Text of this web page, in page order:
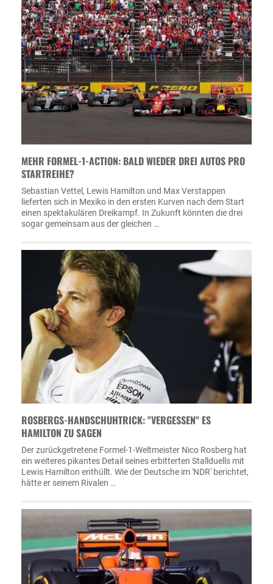
MEHR FORMEL-1-ACTION: BALD WIEDER DREI AUTOS PRO
STARTREIHE?
Sebastian Vettel, Lewis Hamilton und Max Verstappen
lieferten sich in Mexiko in den ersten Kurven nach dem Start
einen spektakulären Dreikampf. In Zukunft könnten die drei
sogar gemeinsam aus der gleichen …
ROSBERGS-HANDSCHUHTRICK: "VERGESSEN" ES
HAMILTON ZU SAGEN
Der zurückgetretene Formel-1-Weltmeister Nico Rosberg hat
ein weiteres pikantes Detail seines erbitterten Stallduells mit
Lewis Hamilton enthüllt. Wie der Deutsche im 'NDR' berichtet,
hätte er seinem Rivalen …